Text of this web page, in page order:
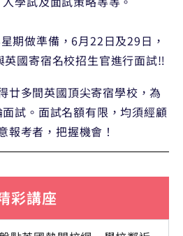
星期做準備，6月22日及29日，
國寄宿名校招生官進行面試‼️
廿多間英國頂尖寄宿學校，為
面試。面試名額有限，均須經顧
報考者，把握機會！
彩講座